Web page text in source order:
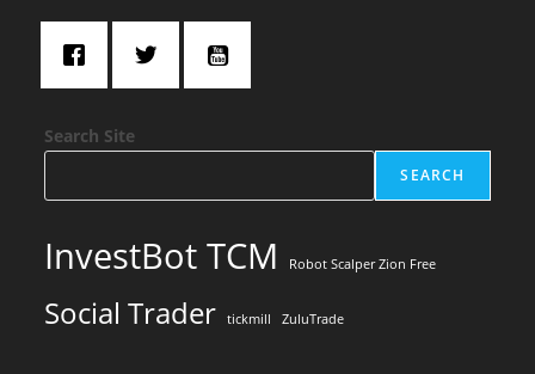
Search Site
SEARCH
InvestBot TCM Robot Scalper Zion Free
Social Trader tickmill ZuluTrade